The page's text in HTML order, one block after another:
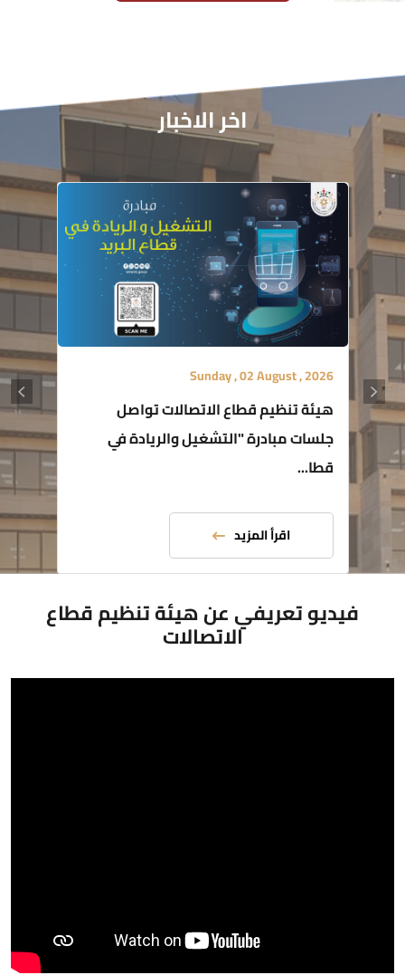
اخر الاخبار
Sunday , 02 August , 2026
هيئة تنظيم قطاع الاتصالات تواصل
جلسات مبادرة "التشغيل والريادة في
قطا...
اقرأ المزيد
فيديو تعريفي عن هيئة تنظيم قطاع
الاتصالات